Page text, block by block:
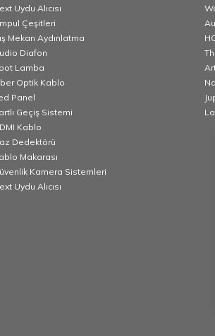
Uydu Alıcısı
Çeşitleri
Mekan Aydınlatma
Diafon
Lamba
Optik Kablo
Panel
Geçiş Sistemi
Kablo
Dedektörü
Makarası
Kamera Sistemleri
Uydu Alıcısı